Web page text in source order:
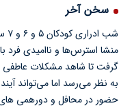
سخن آخر
منشا استرس‌ها و ناامیدی فرد
گرفت تا شاهد مشکلات عاطفی
به نظر می‌رسد اما می‌تواند
حضور در محافل و دورهمی های